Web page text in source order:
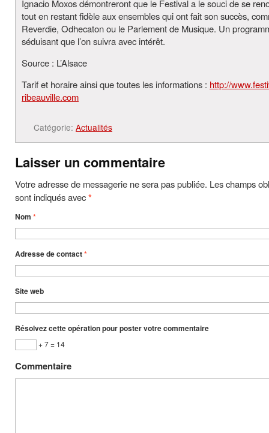
Ignacio Moxos démontreront que le Festival a le souci de se
tout en restant fidèle aux ensembles qui ont fait son succès,
Reverdie, Odhecaton ou le Parlement de Musique. Un
séduisant que l’on suivra avec intérêt.
Source : L’Alsace
Tarif et horaire ainsi que toutes les informations : http://
ribeauville.com
Catégorie: Actualités
Laisser un commentaire
Votre adresse de messagerie ne sera pas publiée. Les champs
sont indiqués avec*
Nom *
Adresse de contact*
Site web
Résolvez cette opération pour poster votre commentaire
+ 7 = 14
Commentaire